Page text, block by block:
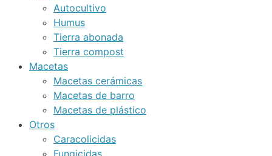
Autocultivo
Humus
Tierra abonada
Tierra compost
Macetas
Macetas cerámicas
Macetas de barro
Macetas de plástico
Otros
Caracolicidas
Fungicidas